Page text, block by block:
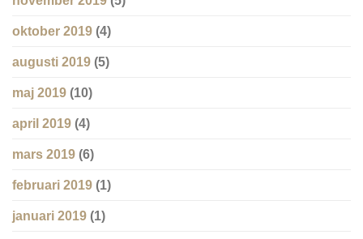
oktober 2019 (4)
augusti 2019 (5)
maj 2019 (10)
april 2019 (4)
mars 2019 (6)
februari 2019 (1)
januari 2019 (1)